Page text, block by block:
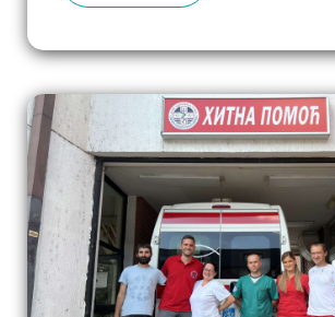
старались доставить грузы в